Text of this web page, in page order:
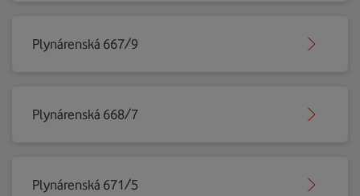
Plynárenská 667/9
Plynárenská 668/7
Plynárenská 671/5